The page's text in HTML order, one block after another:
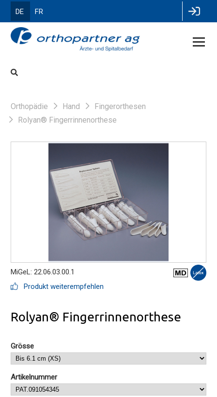
DE FR
Orthopädie Hand
Fingerorthesen
Rolyan® Fingerrinnenorthese
MiGeL: 22.06.03.00.1
Produkt weiterempfehlen
Rolyan® Fingerrinnenorthese
Grösse
Artikelnummer